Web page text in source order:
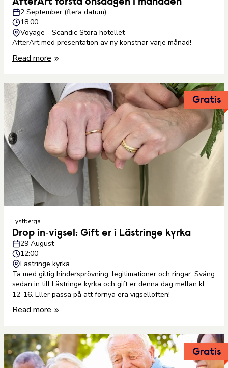
2 September (flera datum)
18:00
Voyage - Scandic Stora hotellet
AfterArt med presentation av ny konstnär varje månad!
Read more
Gratis
Tystberga
Drop in‑vigsel: Gift er i Lästringe kyrka
29 August
12:00
Lästringe kyrka
Ta med giltig hindersprövning, legitimationer och ringar. Sväng
sedan in till Lästringe kyrka och gift er denna dag mellan kl.
12-16. Eller passa på att förnya era vigsellöften!
Read more
Gratis